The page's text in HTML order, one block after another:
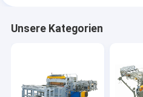
Unsere Kategorien